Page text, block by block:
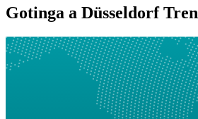
Gotinga a Düsseldorf Tren